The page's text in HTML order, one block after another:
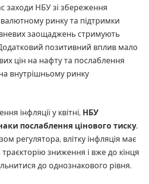
заходи НБУ зі збереження
валютному ринку та підтримки
заощаджень стримують
позитивний вплив мало
цін на нафту та послаблення
внутрішньому ринку
інфляції у квітні, НБУ
послаблення цінового тиску.
регулятора, влітку інфляція має
зниження і вже до кінця
до однознакового рівня.